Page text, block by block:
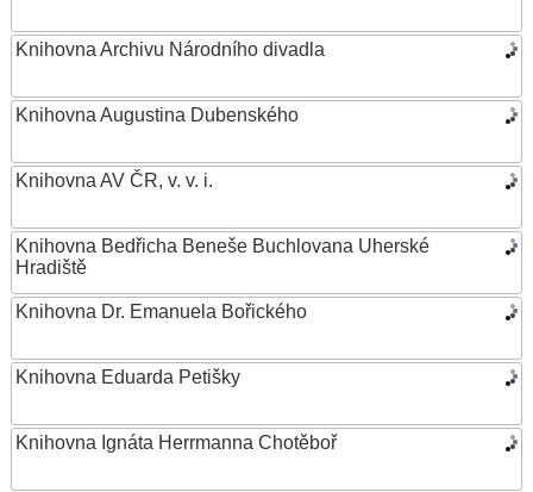
Knihovna Archivu Národního divadla
Knihovna Augustina Dubenského
Knihovna AV ČR, v. v. i.
Knihovna Bedřicha Beneše Buchlovana Uherské
Hradiště
Knihovna Dr. Emanuela Bořického
Knihovna Eduarda Petišky
Knihovna Ignáta Herrmanna Chotěboř